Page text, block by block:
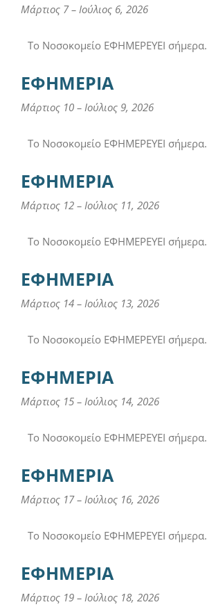
Μάρτιος 7– Ιούλιος 6, 2026
Το Νοσοκομείο ΕΦΗΜΕΡΕΥΕΙ σήμερα.
ΕΦΗΜΕΡΙΑ
Μάρτιος 10 – Ιούλιος 9, 2026
Το Νοσοκομείο ΕΦΗΜΕΡΕΥΕΙ σήμερα.
ΕΦΗΜΕΡΙΑ
Μάρτιος 12 – Ιούλιος 11, 2026
Το Νοσοκομείο ΕΦΗΜΕΡΕΥΕΙ σήμερα.
ΕΦΗΜΕΡΙΑ
Μάρτιος 14 – Ιούλιος 13, 2026
Το Νοσοκομείο ΕΦΗΜΕΡΕΥΕΙ σήμερα.
ΕΦΗΜΕΡΙΑ
Μάρτιος 15 – Ιούλιος 14, 2026
Το Νοσοκομείο ΕΦΗΜΕΡΕΥΕΙ σήμερα.
ΕΦΗΜΕΡΙΑ
Μάρτιος 17– Ιούλιος 16, 2026
Το Νοσοκομείο ΕΦΗΜΕΡΕΥΕΙ σήμερα.
ΕΦΗΜΕΡΙΑ
Μάρτιος 19 – Ιούλιος 18, 2026